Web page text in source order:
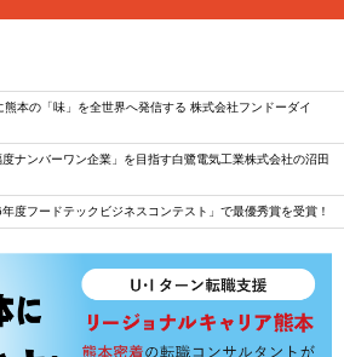
本の「味」を全世界へ発信する 株式会社フンドーダイ
ナンバーワン企業」を目指す白鷺電気工業株式会社の沼田
度フードテックビジネスコンテスト」で最優秀賞を受賞！